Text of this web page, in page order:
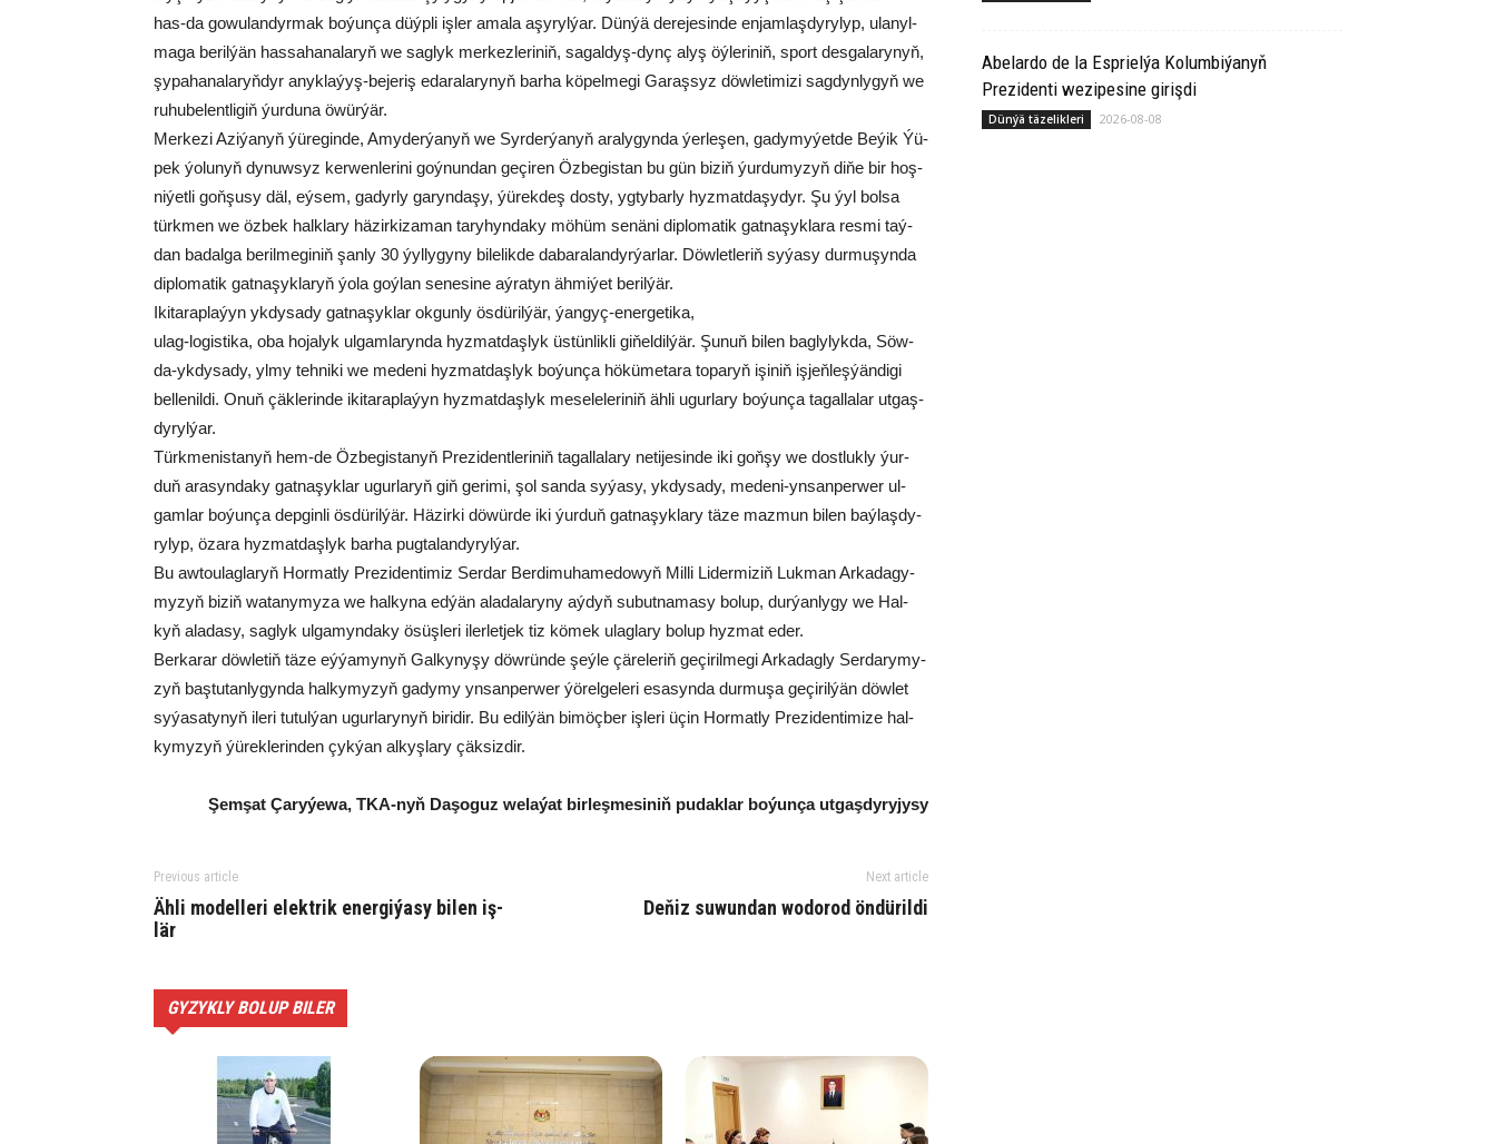
has-da go­wu­lan­dyr­mak bo­ýun­ça düýp­li iş­ler ama­la aşy­ryl­ýar. Dün­ýä de­re­je­sin­de en­jam­laş­dy­ry­lyp, ula­nyl­
ma­ga be­ril­ýän has­sa­ha­na­la­ryň we sag­lyk mer­kez­le­ri­niň, sa­gal­dyş-dynç alyş öý­le­ri­niň, sport des­ga­la­ry­nyň,
şy­pa­ha­na­la­ryň­dyr anyk­la­ýyş-be­je­riş eda­ra­la­ry­nyň bar­ha kö­pel­me­gi Ga­raş­syz döw­le­ti­mi­zi sag­dyn­ly­gyň we
ru­hu­be­lent­li­giň ýur­du­na öwür­ýär.
Mer­ke­zi Azi­ýa­nyň ýü­re­gin­de, Amy­der­ýa­nyň we Syr­der­ýa­nyň ara­ly­gyn­da ýer­le­şen, ga­dy­my­ýet­de Be­ýik Ýü­
pek ýo­lu­nyň dy­nuw­syz ker­wen­le­ri­ni goý­nun­dan ge­çi­ren Öz­be­gis­tan bu gün bi­ziň ýur­du­my­zyň di­ňe bir hoş­
ni­ýet­li goň­şu­sy däl, eý­sem, ga­dyr­ly ga­ryn­da­şy, ýü­rek­deş dos­ty, yg­ty­bar­ly hyz­mat­da­şy­dyr. Şu ýyl bol­sa
türk­men we öz­bek halk­la­ry hä­zir­ki­za­man ta­ry­hyn­da­ky mö­hüm se­nä­ni dip­lo­ma­tik gat­na­şyk­la­ra res­mi taý­
dan ba­dal­ga be­ril­me­gi­niň şan­ly 30 ýyl­ly­gy­ny bi­le­lik­de da­ba­ra­lan­dyr­ýar­lar. Döw­let­le­riň sy­ýa­sy dur­mu­şyn­da
dip­lo­ma­tik gat­na­şyk­la­ryň ýo­la goý­lan se­ne­si­ne aý­ra­tyn äh­mi­ýet be­ril­ýär.
Iki­ta­rap­la­ýyn yk­dy­sa­dy gat­na­şyk­lar ok­gun­ly ös­dü­ril­ýär, ýan­gyç-ener­ge­ti­ka,
ulag-lo­gis­ti­ka, oba ho­ja­lyk ul­gam­la­ryn­da hyz­mat­daş­lyk üs­tün­lik­li gi­ňel­dil­ýär. Şu­nuň bi­len bag­ly­lyk­da, Söw­
da-yk­dy­sa­dy, yl­my teh­ni­ki we me­de­ni hyz­mat­daş­lyk bo­ýun­ça hö­kü­me­ta­ra to­pa­ryň işi­niň iş­jeň­leş­ýän­di­gi
bel­le­nil­di. Onuň çäk­le­rin­de iki­ta­rap­la­ýyn hyz­mat­daş­lyk me­se­le­le­ri­niň äh­li ugur­la­ry bo­ýun­ça ta­gal­la­lar ut­gaş­
dy­ryl­ýar.
Türk­me­nis­ta­nyň hem-de Öz­be­gis­ta­nyň Pre­zi­dent­le­ri­niň ta­gal­la­la­ry ne­ti­je­sin­de iki goň­şy we dost­luk­ly ýur­
duň ara­syn­da­ky gat­na­şyk­lar ugur­la­ryň giň ge­ri­mi, şol san­da sy­ýa­sy, yk­dy­sa­dy, me­de­ni-yn­san­per­wer ul­
gam­lar bo­ýun­ça dep­gin­li ös­dü­ril­ýär. Hä­zir­ki dö­wür­de iki ýur­duň gat­na­şyk­la­ry tä­ze maz­mun bi­len baý­laş­dy­
ry­lyp, öza­ra hyz­mat­daş­lyk bar­ha pug­ta­lan­dy­ryl­ýar.
Bu aw­tou­lag­la­ryň Hor­mat­ly Pre­zi­den­ti­miz Ser­dar Berdimuhamedowyň Mil­li Li­der­mi­ziň Luk­man Ar­ka­da­gy­
my­zyň bi­ziň wa­ta­ny­my­za we hal­ky­na ed­ýän ala­da­la­ry­ny aý­dyň su­but­na­ma­sy bo­lup, dur­ýan­ly­gy we Hal­
kyň ala­da­sy, sag­lyk ul­ga­myn­da­ky ösüş­le­ri iler­let­jek tiz kö­mek ulag­la­ry bo­lup hyz­mat eder.
Ber­ka­rar döw­le­tiň tä­ze eý­ýa­my­nyň Gal­ky­ny­şy döw­rün­de şeý­le çä­re­le­riň ge­çi­ril­me­gi Ar­ka­dag­ly Ser­da­ry­my­
zyň baş­tu­tan­ly­gyn­da hal­ky­my­zyň ga­dy­my yn­san­per­wer ýö­rel­ge­le­ri esa­syn­da dur­mu­şa ge­çi­ril­ýän döw­let
sy­ýa­sa­ty­nyň ile­ri tu­tul­ýan ugur­la­ry­nyň bi­ri­dir. Bu edil­ýän bi­möç­ber iş­le­ri üçin Hor­mat­ly Pre­zi­den­ti­mi­ze hal­
ky­my­zyň ýü­rek­le­rin­den çyk­ýan al­kyş­la­ry çäk­siz­dir.
Şem­şat Ça­ry­ýe­wa, TKA-nyň Da­şo­guz we­la­ýat bir­leş­me­si­niň pu­dak­lar bo­ýun­ça ut­gaş­dy­ry­jy­sy
Previous article
Äh­li mo­del­le­ri elekt­rik ener­gi­ýa­sy bi­len iş­
lär
Next article
Deňiz suwundan wodorod öndürildi
GYZYKLY BOLUP BILER
Abelardo de la Esprielýa Kolumbiýanyň
Prezidenti wezipesine girişdi
Dünýä täzelikleri 2026-08-08